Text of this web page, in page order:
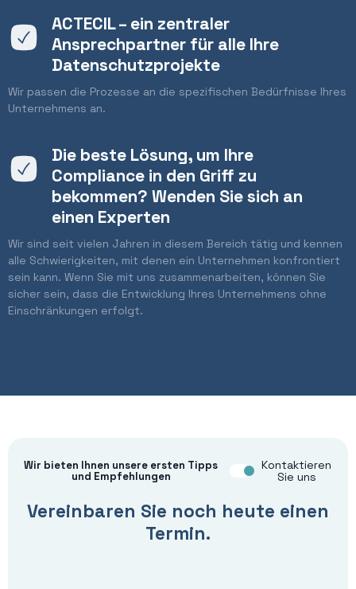
ACTECIL – ein zentraler
Ansprechpartner für alle Ihre
Datenschutzprojekte
Wir passen die Prozesse an die spezifischen Bedürfnisse Ihres
Unternehmens an.
Die beste Lösung, um Ihre
Compliance in den Griff zu
bekommen? Wenden Sie sich an
einen Experten
Wir sind seit vielen Jahren in diesem Bereich tätig und kennen
alle Schwierigkeiten, mit denen ein Unternehmen konfrontiert
sein kann. Wenn Sie mit uns zusammenarbeiten, können Sie
sicher sein, dass die Entwicklung Ihres Unternehmens ohne
Einschränkungen erfolgt.
Wir bieten Ihnen unsere ersten Tipps
und Empfehlungen
Kontaktieren
Sie uns
Vereinbaren Sie noch heute einen
Termin.